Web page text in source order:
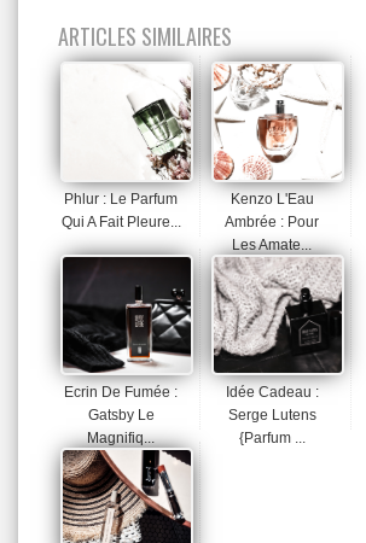
ARTICLES SIMILAIRES
Phlur : Le Parfum
Qui A Fait Pleure...
Kenzo L'Eau
Ambrée : Pour
Les Amate...
Ecrin De Fumée :
Gatsby Le
Magnifiq...
Idée Cadeau :
Serge Lutens
{Parfum ...